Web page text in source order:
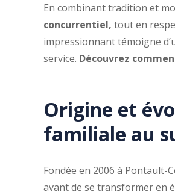
En combinant tradition et
concurrentiel, tout en
impressionnant témoigne
service. Découvrez
Origine et
familiale au
Fondée en 2006 à Pontault-
avant de se transformer en